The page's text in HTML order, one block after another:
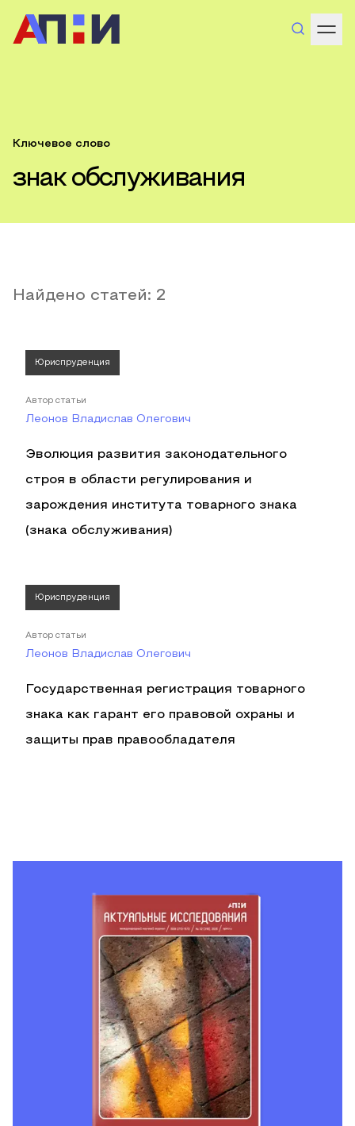
Ключевое слово
знак обслуживания
Найдено статей: 2
Юриспруденция
Автор статьи
Леонов Владислав Олегович
Эволюция развития законодательного
строя в области регулирования и
зарождения института товарного знака
(знака обслуживания)
Юриспруденция
Автор статьи
Леонов Владислав Олегович
Государственная регистрация товарного
знака как гарант его правовой охраны и
защиты прав правообладателя